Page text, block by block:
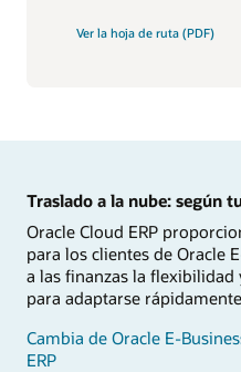
Ver la hoja de ruta (PDF)
Traslado a la nube: según
Oracle Cloud ERP
para los clientes de Oracle
a las finanzas la
para adaptarse
Cambia de Oracle E-
ERP